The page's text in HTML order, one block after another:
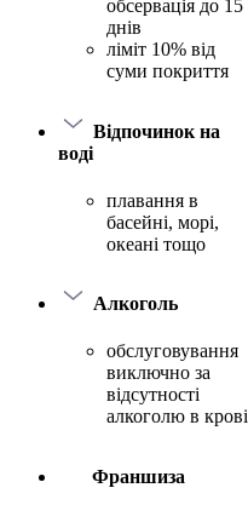
обсервація до 15
днів
ліміт 10% від
суми покриття
Відпочинок на
воді
плавання в
басейні, морі,
океані тощо
Алкоголь
обслуговування
виключно за
відсутності
алкоголю в крові
Франшиза